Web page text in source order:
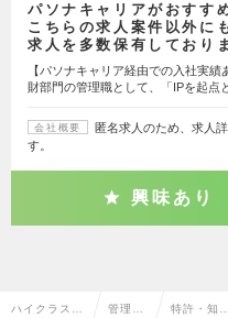
パソナキャリアがおすす
こちらの求人案件以外に
求人を多数保有しており
【パソナキャリア経由での入社実
財部門の管理職として、「IPを起点
会社概要
匿名求人のため、求人
す。
興味あり
ハイクラス求 管理部 特許・知的